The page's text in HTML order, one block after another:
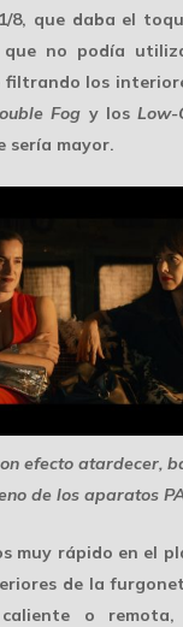
8, que daba el
no podía
filtrando los
Fog y losLow-
sería mayor.
efecto atardecer,
de los aparatos
muy rápido en el
de la
o remota,